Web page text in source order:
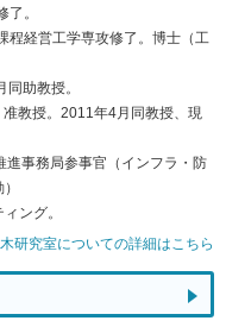
。
程経営工学専攻修了。博士（工
助教授。
教授。2011年4月同教授、現
事務局参事官（インフラ・防
ング。
研究室についての詳細はこちら